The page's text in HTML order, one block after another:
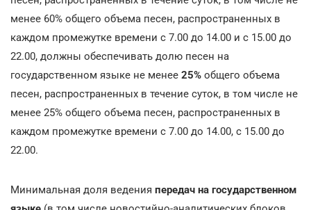
менее 60% общего объема песен, распространенных в
каждом промежутке времени с 7.00 до 14.00 и с 15.00 до
22.00, должны обеспечивать долю песен на
государственном языке не менее 25% общего объема
песен, распространенных в течение суток, в том числе не
менее 25% общего объема песен, распространенных в
каждом промежутке времени с 7.00 до 14.00, с 15.00 до
22.00.
Минимальная доля ведения передач на государственном